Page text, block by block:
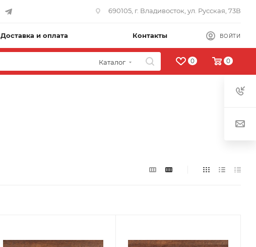
690105, г. Владивосток, ул. Русская, 73В
Доставка и оплата Контакты ВОЙТИ
Каталог 0 0